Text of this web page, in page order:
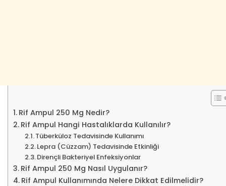
Rif Ampul 250 Mg Nedir?
Rif Ampul Hangi Hastalıklarda Kullanılır?
Tüberküloz Tedavisinde Kullanımı
Lepra (Cüzzam) Tedavisinde Etkinliği
Dirençli Bakteriyel Enfeksiyonlar
Rif Ampul 250 Mg Nasıl Uygulanır?
Rif Ampul Kullanımında Nelere Dikkat Edilmelidir?